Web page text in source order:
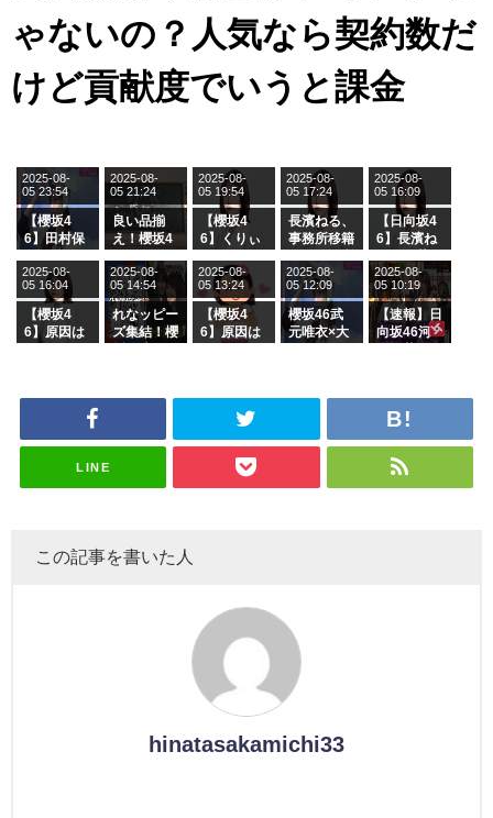
ゃないの？人気なら契約数だ
けど貢献度でいうと課金
【櫻坂4
6】田村保
ージを脱い
でいた理由
2025-08-
05 23:54
良い品揃
え！櫻坂4
グル『Mak
e or Brea
k』オフィ
シャルグッ
ズ絶賛販売
2025-08-
05 21:24
【櫻坂4
6】くりぃ
の2人を手
玉に取る大
沼晶保【く
りぃむナン
タラ】
2025-08-
05 19:54
長濱ねる、
事務所移籍
属を発表
2025-08-
05 17:24
【日向坂4
6】長濱ね
ら移籍しフ
ラーム所属
に。これで
事務所に所
属している
がこちら
2025-08-
05 16:09
【櫻坂4
6】原因は
ざわつかせ
2025-08-
05 16:04
れなッピー
ズ集結！櫻
「ラヴィッ
スタジオ出
2025-08-
05 14:54
【櫻坂4
6】原因は
ざわつかせ
2025-08-
05 13:24
櫻坂46武
元唯衣×大
さんに恐怖
ナンタラ】
2025-08-
05 12:09
【速報】日
向坂46河
2025-08-
05 10:19
LINE
この記事を書いた人
hinatasakamichi33